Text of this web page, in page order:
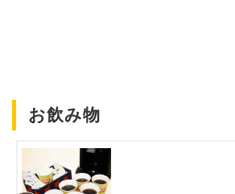
お飲み物